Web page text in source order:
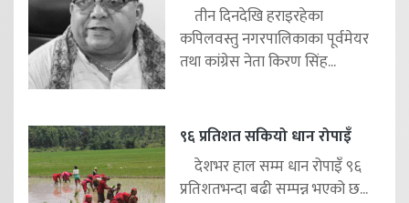
तीन दिनदेखि हराइरहेका
कपिलवस्तु नगरपालिकाका पूर्वमेयर
तथा कांग्रेस नेता किरण सिंह...
९६ प्रतिशत सकियो धान रोपाइँ
देशभर हाल सम्म धान रोपाइँ ९६
प्रतिशतभन्दा बढी सम्पन्न भएको छ...